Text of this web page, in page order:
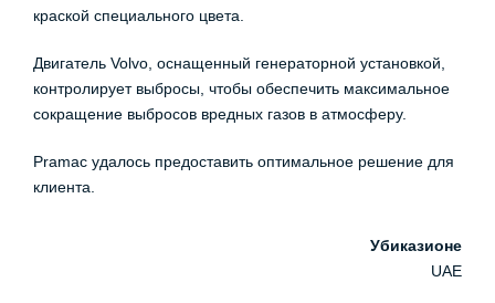
краской специального цвета.
Двигатель Volvo, оснащенный генераторной установкой,
контролирует выбросы, чтобы обеспечить максимальное
сокращение выбросов вредных газов в атмосферу.
Pramac удалось предоставить оптимальное решение для
клиента.
Убиказионе
UAE